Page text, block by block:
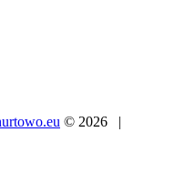
© 2026 |